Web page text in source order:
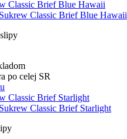
Classic Brief Blue Hawaii
po celej SR
Classic Brief Starlight